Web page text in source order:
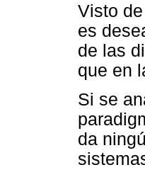
Visto
es
de las
que en
Si se
da